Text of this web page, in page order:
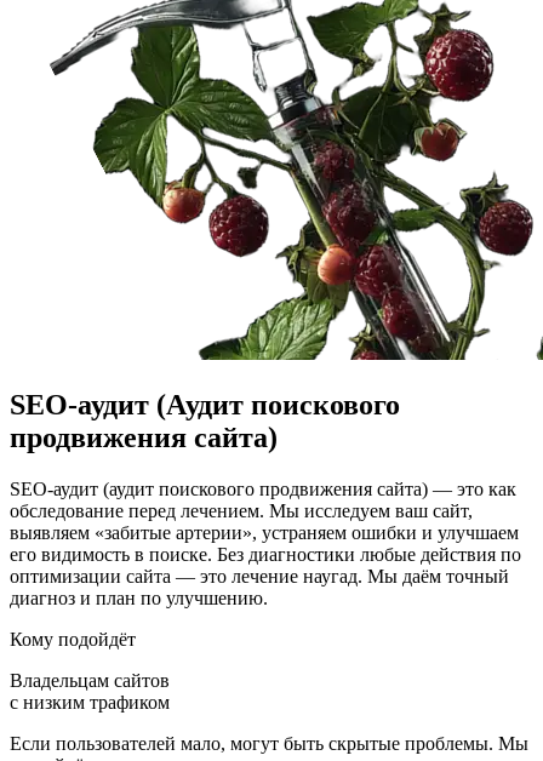
SEO-аудит (Аудит поискового
продвижения сайта)
SEO-аудит (аудит поискового продвижения сайта) — это как
обследование перед лечением. Мы исследуем ваш сайт,
выявляем «забитые артерии», устраняем ошибки и улучшаем
его видимость в поиске. Без диагностики любые действия по
оптимизации сайта — это лечение наугад. Мы даём точный
диагноз и план по улучшению.
Кому подойдёт
Владельцам сайтов
с низким трафиком
Если пользователей мало, могут быть скрытые проблемы. Мы